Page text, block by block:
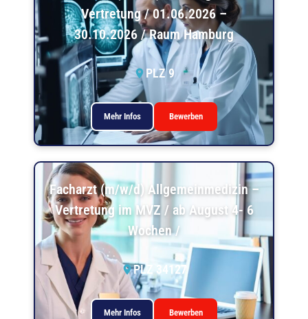
Vertretung / 01.06.2026 –
30.10.2026 / Raum Hamburg
PLZ 9
Mehr Infos Bewerben
Facharzt (m/w/d) Allgemeinmedizin –
Vertretung im MVZ / ab August 4- 6
Wochen /
PLZ 34127
Mehr Infos Bewerben